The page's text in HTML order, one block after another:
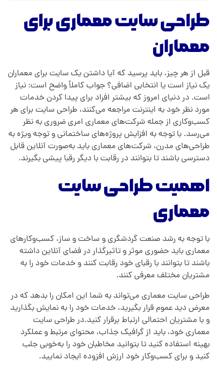
طراحی سایت معماری برای
معماران
قبل از هر چیز، باید پرسید که آیا داشتن یک سایت برای معماران
یک نیاز است یا انتخابی اضافی؟ جواب کاملاً واضح است: نیاز
است. در دنیای امروز که بیشتر افراد برای پیدا کردن خدمات
مورد نظر خود به اینترنت مراجعه می‌کنند، طراحی سایت برای هر
کسب‌وکاری از جمله شرکت‌های معماری امری ضروری به نظر
می‌رسد. با توجه به افزایش پروژه‌های ساختمانی و توجه ویژه به
طراحی‌های مدرن، شرکت‌های معماری باید به‌صورت آنلاین قابل
دسترسی باشند تا بتوانند در رقابت با دیگر رقبا پیشی بگیرند.
اهمیت طراحی سایت
معماری
با توجه به رشد صنعت گردشگری و ساخت و ساز، کسب‌وکارهای
معماری باید حضوری موثر و تاثیرگذار در فضای آنلاین داشته
باشند تا بتوانند با رقبای خود رقابت کنند و خدمات خود را به
مشتریان مختلف معرفی کنند.
طراحی سایت معماری می‌تواند به شما این امکان را بدهد که در
معرض دید عموم قرار بگیرید، خدمات خود را به نمایش بگذارید
و با مشتریان احتمالی ارتباط برقرار کنید.در طراحی سایت
معماری خود، باید از گرافیک جذاب، محتوای مرتبط و عملکرد
بهینه استفاده کنید تا بتوانید مخاطبان خود را به‌خوبی جلب
کنید و برای کسب‌وکار خود ارزش افزوده ایجاد نمایید.